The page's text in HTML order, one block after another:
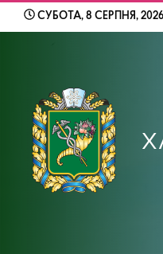
СУБОТА, 8 СЕРПНЯ, 2026